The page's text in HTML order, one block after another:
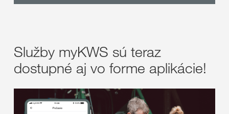
Služby myKWS sú teraz
dostupné aj vo forme aplikácie!